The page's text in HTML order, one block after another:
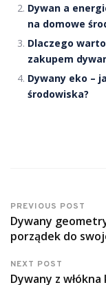
Dywan a
na domowe
Dlaczego
zakupem
Dywany eko –
środowiska?
PREVIOUS POST
Dywany
porządek do
NEXT POST
Dywany z